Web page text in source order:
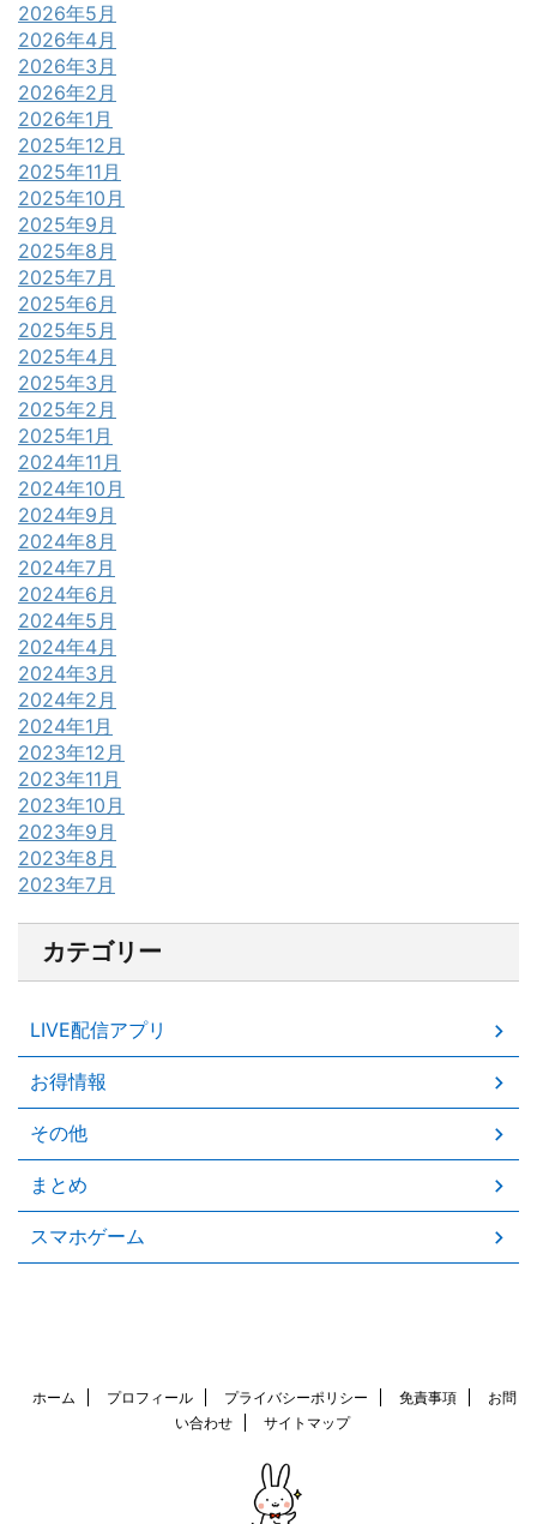
2026年5月
2026年4月
2026年3月
2026年2月
2026年1月
2025年12月
2025年11月
2025年10月
2025年9月
2025年8月
2025年7月
2025年6月
2025年5月
2025年4月
2025年3月
2025年2月
2025年1月
2024年11月
2024年10月
2024年9月
2024年8月
2024年7月
2024年6月
2024年5月
2024年4月
2024年3月
2024年2月
2024年1月
2023年12月
2023年11月
2023年10月
2023年9月
2023年8月
2023年7月
カテゴリー
LIVE配信アプリ
お得情報
その他
まとめ
スマホゲーム
ホーム プロフィール プライバシーポリシー 免責事項
お問
い合わせ
サイトマップ